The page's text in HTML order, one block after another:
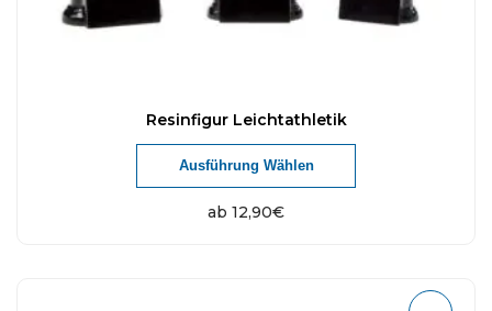
Resinfigur Leichtathletik
ab 12,90€
Ausführung Wählen